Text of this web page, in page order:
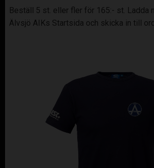
Beställ 5 st. eller fler för 165:- st. Ladda
Älvsjö AIKs Startsida och skicka in till